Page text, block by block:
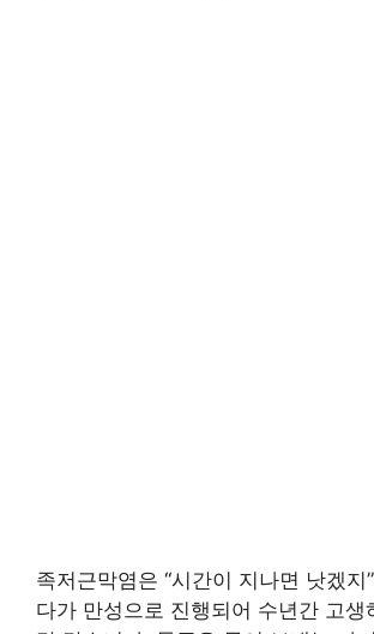
족저근막염은 “시간이 지나면 낫겠지
다가 만성으로 진행되어 수년간 고생